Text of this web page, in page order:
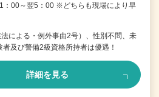
：00～翌5：00 ※どちらも現場により早
による・例外事由2号）、性別不問、未
及び警備2級資格所持者は優遇！
詳細を見る